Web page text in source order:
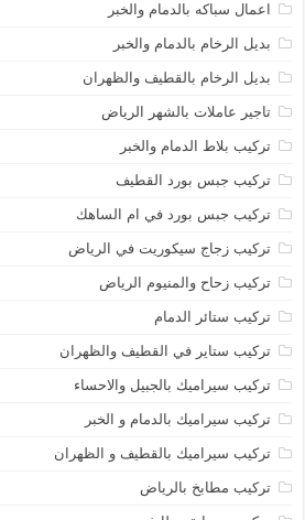
اعمال سباكه بالدمام والخبر
بديل الرخام بالدمام والخبر
بديل الرخام بالقطيف والظهران
تاجير عاملات بالشهر الرياض
تركيب بلاط الدمام والخبر
تركيب جبس بورد القطيف
تركيب جبس بورد في ام الساهك
تركيب زجاج سيكوريت في الرياض
تركيب زحاح والمنيوم الرياض
تركيب ستائر الدمام
تركيب ستاير في القطيف والظهران
تركيب سيراميك بالجبيل والاحساء
تركيب سيراميك بالدمام و الخبر
تركيب سيراميك بالقطيف و الظهران
تركيب مطابخ بالرياض